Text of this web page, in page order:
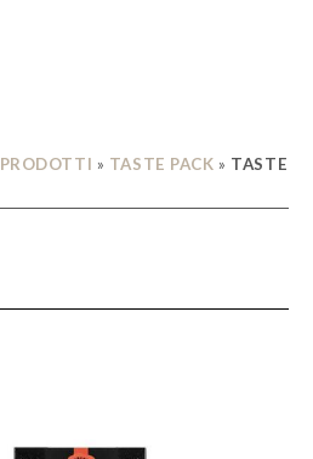
PRODOTTI » TASTE PACK » TASTE